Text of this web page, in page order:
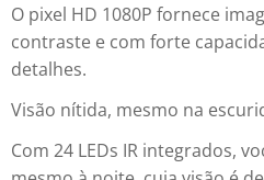
O pixel HD 1080P fornece
contraste e com forte
detalhes.
Visão nítida, mesmo na
Com 24 LEDs IR integrados,